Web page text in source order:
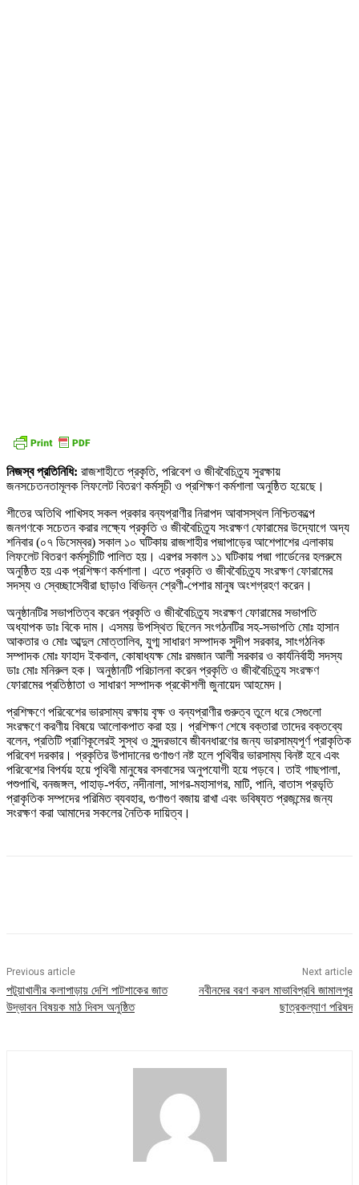
নিজস্ব প্রতিনিধি: রাজশাহীতে প্রকৃতি, পরিবেশ ও জীববৈচিত্র্য সুরক্ষায়
জনসচেতনতামূলক লিফলেট বিতরণ কর্মসূচী ও প্রশিক্ষণ কর্মশালা অনুষ্ঠিত হয়েছে।
শীতের অতিথি পাখিসহ সকল প্রকার বন্যপ্রাণীর নিরাপদ আবাসস্থল নিশ্চিতকল্পে
জনগণকে সচেতন করার লক্ষ্যে প্রকৃতি ও জীববৈচিত্র্য সংরক্ষণ ফোরামের উদ্যোগে অদ্য
শনিবার (০৭ ডিসেম্বর) সকাল ১০ ঘটিকায় রাজশাহীর পদ্মাপাড়ের আশেপাশের এলাকায়
লিফলেট বিতরণ কর্মসূচীটি পালিত হয়। এরপর সকাল ১১ ঘটিকায় পদ্মা গার্ডেনের হলরুমে
অনুষ্ঠিত হয় এক প্রশিক্ষণ কর্মশালা। এতে প্রকৃতি ও জীববৈচিত্র্য সংরক্ষণ ফোরামের
সদস্য ও স্বেচ্ছাসেবীরা ছাড়াও বিভিন্ন শ্রেণী-পেশার মানুষ অংশগ্রহণ করেন।
অনুষ্ঠানটির সভাপতিত্ব করেন প্রকৃতি ও জীববৈচিত্র্য সংরক্ষণ ফোরামের সভাপতি
অধ্যাপক ডাঃ বিকে দাম। এসময় উপস্থিত ছিলেন সংগঠনটির সহ-সভাপতি মোঃ হাসান
আকতার ও মোঃ আব্দুল মোত্তালিব, যুগ্ম সাধারণ সম্পাদক সুদীপ সরকার, সাংগঠনিক
সম্পাদক মোঃ ফাহাদ ইকবাল, কোষাধ্যক্ষ মোঃ রমজান আলী সরকার ও কার্যনির্বাহী সদস্য
ডাঃ মোঃ মনিরুল হক। অনুষ্ঠানটি পরিচালনা করেন প্রকৃতি ও জীববৈচিত্র্য সংরক্ষণ
ফোরামের প্রতিষ্ঠাতা ও সাধারণ সম্পাদক প্রকৌশলী জুনায়েদ আহমেদ।
প্রশিক্ষণে পরিবেশের ভারসাম্য রক্ষায় বৃক্ষ ও বন্যপ্রাণীর গুরুত্ব তুলে ধরে সেগুলো
সংরক্ষণে করণীয় বিষয়ে আলোকপাত করা হয়। প্রশিক্ষণ শেষে বক্তারা তাদের বক্তব্যে
বলেন, প্রতিটি প্রাণিকূলেরই সুস্থ ও সুন্দরভাবে জীবনধারণের জন্য ভারসাম্যপূর্ণ প্রাকৃতিক
পরিবেশ দরকার। প্রকৃতির উপাদানের গুণাগুণ নষ্ট হলে পৃথিবীর ভারসাম্য বিনষ্ট হবে এবং
পরিবেশের বিপর্যয় হয়ে পৃথিবী মানুষের বসবাসের অনুপযোগী হয়ে পড়বে। তাই গাছপালা,
পশুপাখি, বনজঙ্গল, পাহাড়-পর্বত, নদীনালা, সাগর-মহাসাগর, মাটি, পানি, বাতাস প্রভৃতি
প্রাকৃতিক সম্পদের পরিমিত ব্যবহার, গুণাগুণ বজায় রাখা এবং ভবিষ্যত প্রজন্মের জন্য
সংরক্ষণ করা আমাদের সকলের নৈতিক দায়িত্ব।
Previous article
পটুয়াখালীর কলাপাড়ায় দেশি পাটশাকের জাত
উদ্ভাবন বিষয়ক মাঠ দিবস অনুষ্ঠিত
Next article
নবীনদের বরণ করল মাভাবিপ্রবি জামালপুর
ছাত্রকল্যাণ পরিষদ